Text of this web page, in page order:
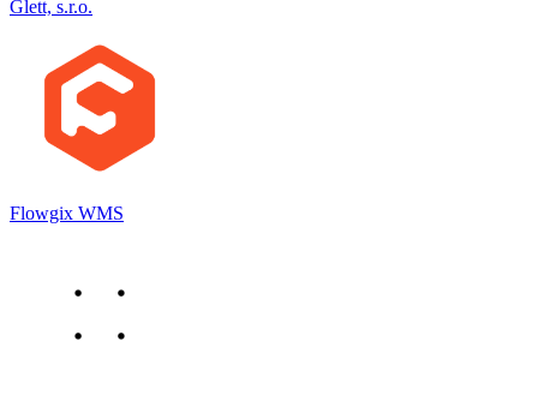
Glett, s.r.o.
Flowgix WMS